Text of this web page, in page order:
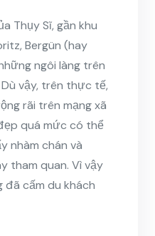
Thụy Sĩ, gần khu
Bergün (hay
ngôi làng trên
vậy, trên thực tế,
rãi trên mạng xã
quá mức có thể
nhàm chán và
tham quan. Vì vậy
cấm du khách